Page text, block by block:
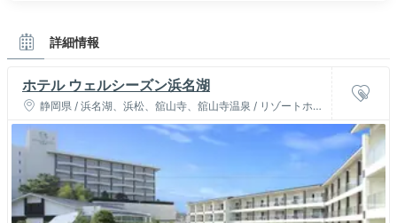
詳細情報
ホテル ウェルシーズン浜名湖
静岡県 / 浜名湖、浜松、舘山寺、舘山寺温泉 / リゾートホテ